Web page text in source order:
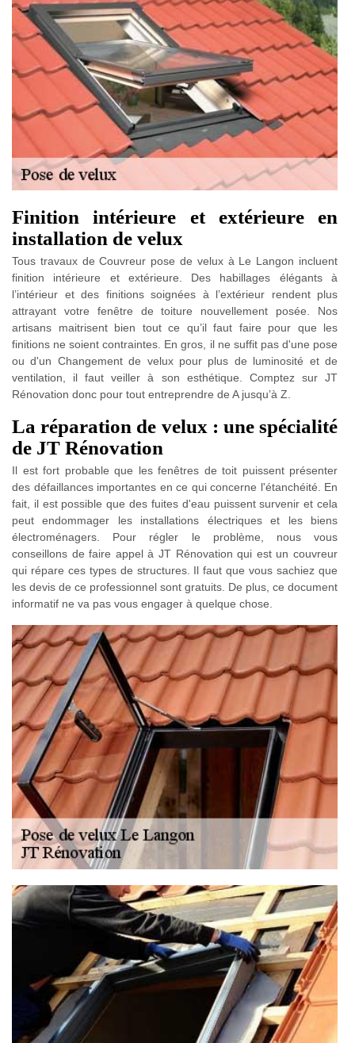
Finition intérieure et extérieure en
installation de velux
Tous travaux de Couvreur pose de velux à Le Langon incluent
finition intérieure et extérieure. Des habillages élégants à
l’intérieur et des finitions soignées à l’extérieur rendent plus
attrayant votre fenêtre de toiture nouvellement posée. Nos
artisans maitrisent bien tout ce qu’il faut faire pour que les
finitions ne soient contraintes. En gros, il ne suffit pas d'une pose
ou d'un Changement de velux pour plus de luminosité et de
ventilation, il faut veiller à son esthétique. Comptez sur JT
Rénovation donc pour tout entreprendre de A jusqu’à Z.
La réparation de velux : une spécialité
de JT Rénovation
Il est fort probable que les fenêtres de toit puissent présenter
des défaillances importantes en ce qui concerne l'étanchéité. En
fait, il est possible que des fuites d'eau puissent survenir et cela
peut endommager les installations électriques et les biens
électroménagers. Pour régler le problème, nous vous
conseillons de faire appel à JT Rénovation qui est un couvreur
qui répare ces types de structures. Il faut que vous sachiez que
les devis de ce professionnel sont gratuits. De plus, ce document
informatif ne va pas vous engager à quelque chose.